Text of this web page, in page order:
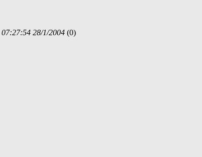
07:27:54 28/1/2004 (0)